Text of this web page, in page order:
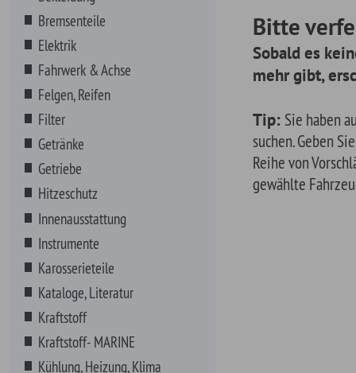
Filter
Getriebe
Hitzeschutz
Innenausstattung
Instrumente
Karosserieteile
Kraftstoff
Kraftstoff- MARINE
Kühlung, Heizung, Klima
Lenkungsteile
Marine Zubehör
MECHANIX Wear
Motor Komplett
Motorenteile
Blockteile
Dichtungen Anbauteileile À
suchen. Geben Sie dazu
Reihe von Vorschlägen für
gewählte Fahrzeug.